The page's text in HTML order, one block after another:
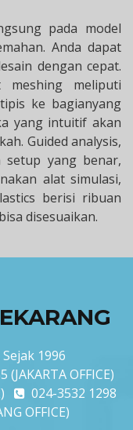
pada model
Anda dapat
dengan cepat.
meshing meliputi
ke bagianyang
yang intuitif akan
Guided analysis,
setup yang benar,
alat simulasi,
berisi ribuan
disesuaikan.
1996
OFFICE)
024-3532 1298
OFFICE)